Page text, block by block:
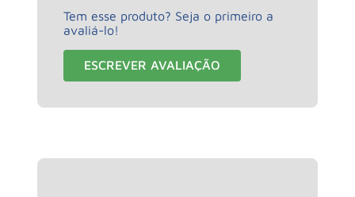
Tem esse produto? Seja o primeiro a
avaliá-lo!
ESCREVER AVALIAÇÃO